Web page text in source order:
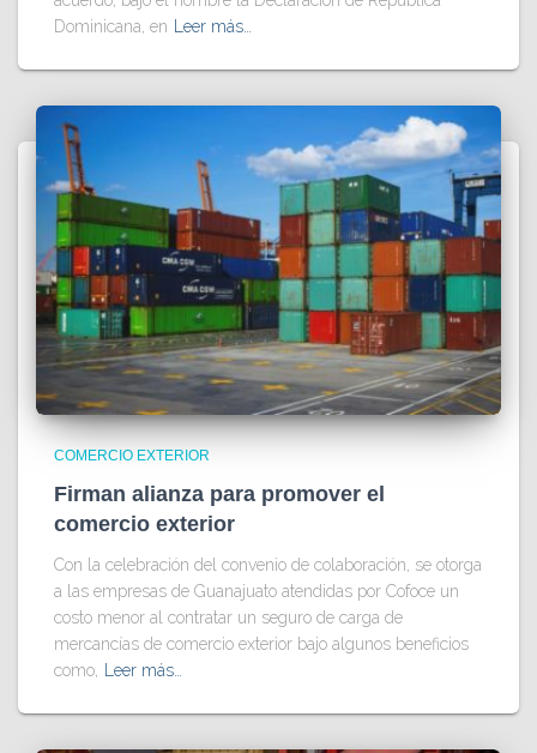
Dominicana, en
Leer más…
COMERCIO EXTERIOR
Firman alianza para promover el
comercio exterior
Con la celebración del convenio de colaboración, se otorga
a las empresas de Guanajuato atendidas por Cofoce un
costo menor al contratar un seguro de carga de
mercancías de comercio exterior bajo algunos beneficios
como, Leer más…